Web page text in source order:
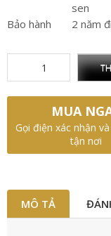
sen
Bảo hành
2 năm
MUA
Gọi điện xác nhận
tận nơi
MÔ TẢ